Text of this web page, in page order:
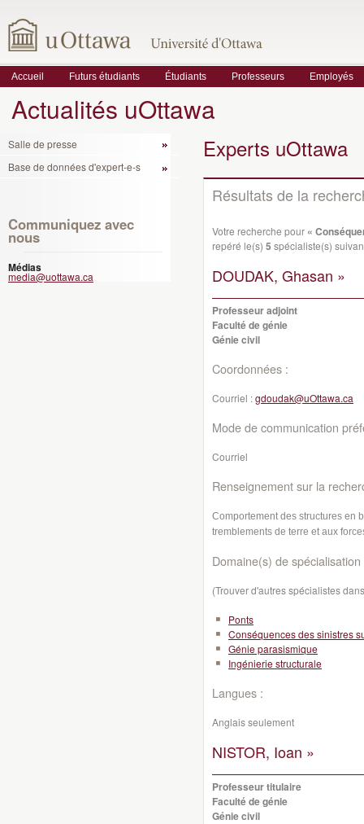
Accueil Futurs étudiants Étudiants Professeurs Employés
Actualités uOttawa
Salle de presse
Base de données d'expert-e-s
Communiquez avec
nous
Médias
media@uottawa.ca
Experts uOttawa
Résultats de la
Votre recherche pour «
repéré le(s) 5 spécialiste(s)
DOUDAK, Ghasan »
Professeur adjoint
Faculté de génie
Génie civil
Coordonnées :
Courriel :gdoudak@uOttawa.ca
Mode de communication
Courriel
Renseignement sur la
Comportement des structures en
tremblements de terre et aux
Domaine(s) de spécialisation
(Trouver d'autres spécialistes
Ponts
Conséquences des sinistres
Génie parasismique
Ingénierie structurale
Langues :
Anglais seulement
NISTOR, Ioan »
Professeur titulaire
Faculté de génie
Génie civil